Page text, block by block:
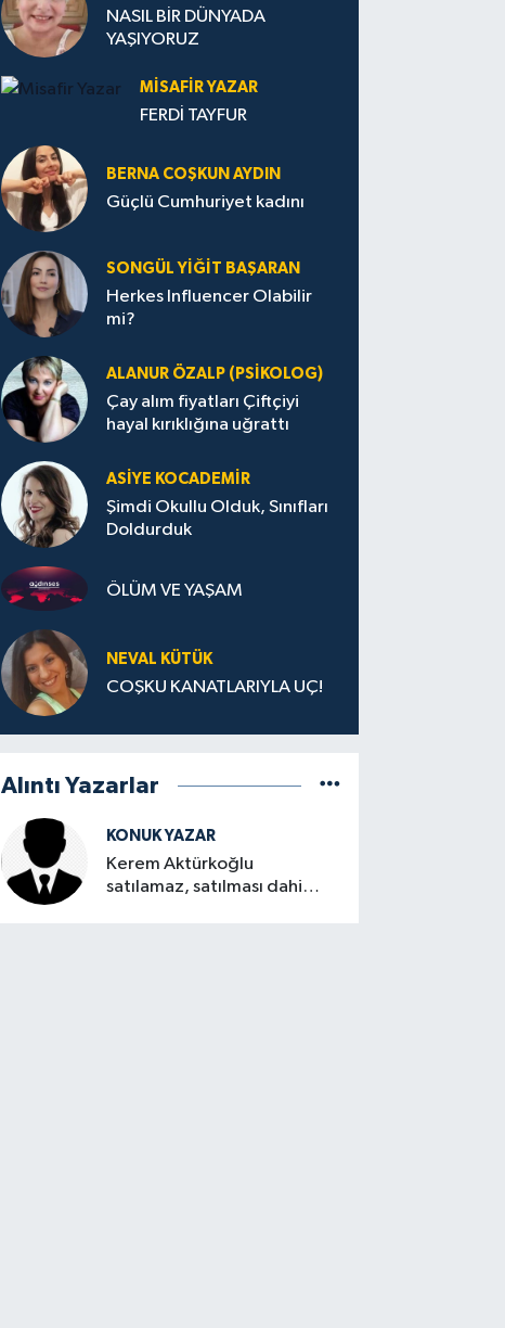
NASIL BİR DÜNYADA
YAŞIYORUZ
MISAFIR YAZAR
FERDİ TAYFUR
BERNA COŞKUN AYDIN
Güçlü Cumhuriyet kadını
SONGÜL YIĞIT BAŞARAN
Herkes Influencer Olabilir
mi?
ALANUR ÖZALP (PSIKOLOG)
Çay alım fiyatları Çiftçiyi
hayal kırıklığına uğrattı
ASIYE KOCADEMİR
Şimdi Okullu Olduk, Sınıfları
Doldurduk
ÖLÜM VE YAŞAM
NEVAL KÜTÜK
COŞKU KANATLARIYLA UÇ!
Alıntı Yazarlar
KONUK YAZAR
Kerem Aktürkoğlu
satılamaz, satılması dahi